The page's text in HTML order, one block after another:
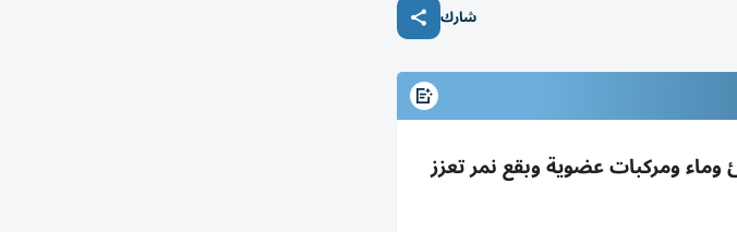
شارك
وماء ومركبات عضوية وبقع نمر تعزز